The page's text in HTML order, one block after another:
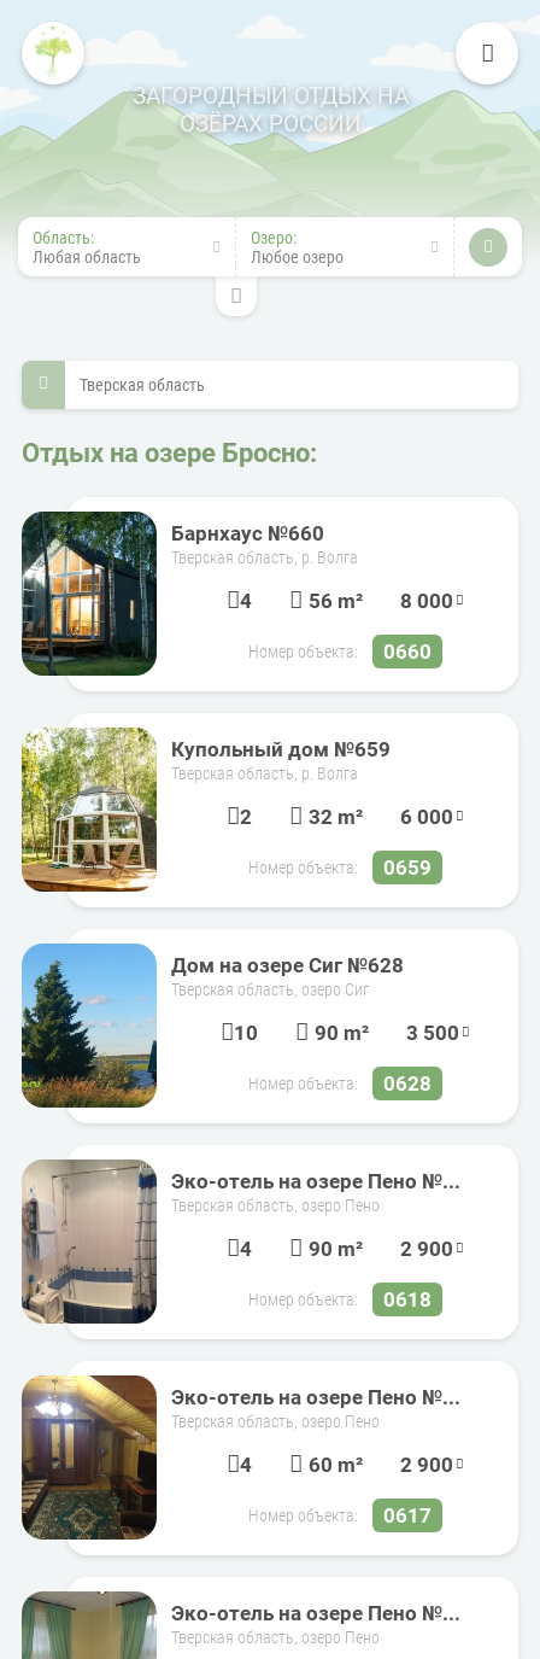
ЗАГОРОДНЫЙ ОТДЫХ НА
ОЗЁРАХ РОССИИ
Область:
Любая область
Озеро:
Любое озеро
Тверская область
Отдых на озере Бросно:
Барнхаус №660
Тверская область, р. Волга
4 56 m² 8 000
Номер объекта: 0660
Купольный дом №659
Тверская область, р. Волга
2 32 m² 6 000
Номер объекта: 0659
Дом на озере Сиг №628
Тверская область, озеро Сиг
10 90 m² 3 500
Номер объекта: 0628
Эко-отель на озере Пено №...
Тверская область, озеро Пено
4 90 m² 2 900
Номер объекта: 0618
Эко-отель на озере Пено №...
Тверская область, озеро Пено
4 60 m² 2 900
Номер объекта: 0617
Эко-отель на озере Пено №...
Тверская область, озеро Пено